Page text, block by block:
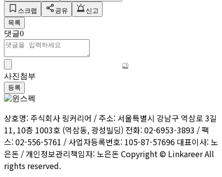
스크랩 공유
신고
목록
댓글0
사진첨부
등록
상호명: 주식회사 링커리어 / 주소: 서울특별시 강남구 역삼로 3길
11, 10층 1003호 (역삼동, 광성빌딩) 전화: 02-6953-3893 / 팩
스: 02-556-5761 / 사업자등록번호: 105-87-57696 대표이사: 노
은돈 / 개인정보관리책임자: 노은돈 Copyright © Linkareer All
rights reserved.